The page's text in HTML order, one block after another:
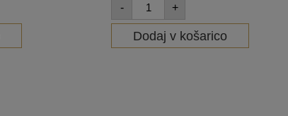
- +
Dodaj v košarico